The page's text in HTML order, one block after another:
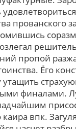
прованского
пропой
Ёго
утащить
финалами.
впк.